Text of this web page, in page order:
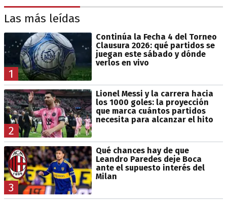
Las más leídas
1
Continúa la Fecha 4 del Torneo
Clausura 2026: qué partidos se
juegan este sábado y dónde
verlos en vivo
2
Lionel Messi y la carrera hacia
los 1000 goles: la proyección
que marca cuántos partidos
necesita para alcanzar el hito
3
Qué chances hay de que
Leandro Paredes deje Boca
ante el supuesto interés del
Milan